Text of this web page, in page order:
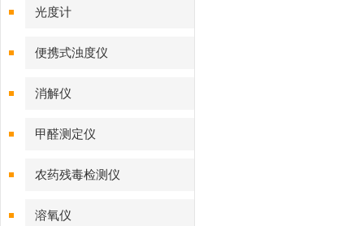
光度计
便携式浊度仪
消解仪
甲醛测定仪
农药残毒检测仪
溶氧仪